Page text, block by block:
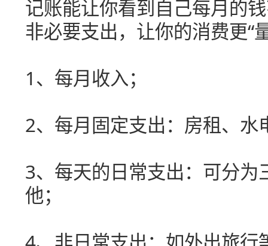
记账能让你看到自己每月的
非必要支出，让你的消费更“
1、每月收入；
2、每月固定支出：房租、水
3、每天的日常支出：可分
他；